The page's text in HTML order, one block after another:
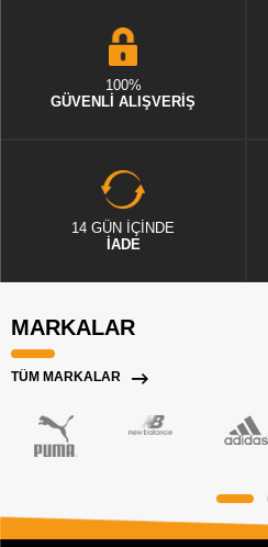
100%
GÜVENLİ ALIŞVERİŞ
14 GÜN İÇİNDE
İADE
MARKALAR
TÜM MARKALAR